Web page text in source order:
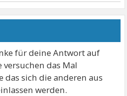
für deine Antwort auf
versuchen das Mal
das sich die anderen aus
werden.